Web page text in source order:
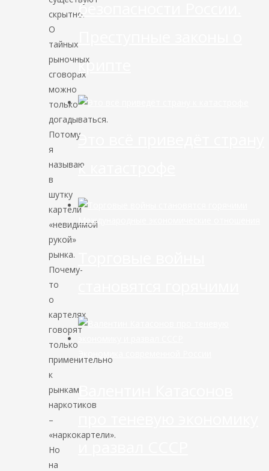
скрытно.
О
тайных
рыночных
сговорах
можно
только
догадываться.
Потому
я
называю
в
шутку
картели
«невидимой
рукой»
рынка.
Почему-
то
о
картелях
говорят
только
применительно
к
рынкам
наркотиков
–
«наркокартели».
Но
на
безопасности России.
крипте
Это всё приведёт страну
к катастрофе
Международные экономические отношения
Валентин Катасонов
и развал СССР